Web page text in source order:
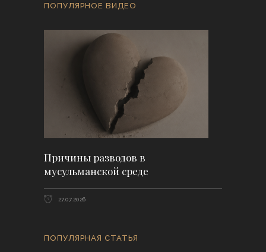
ПОПУЛЯРНОЕ ВИДЕО
Причины разводов в
мусульманской среде
27.07.2026
ПОПУЛЯРНАЯ СТАТЬЯ